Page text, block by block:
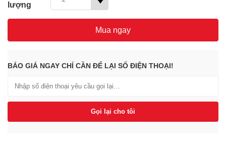
lượng
Mua ngay
BÁO GIÁ NGAY CHỈ CẦN ĐỂ LẠI SỐ ĐIỆN THOẠI!
Gọi lại cho tôi